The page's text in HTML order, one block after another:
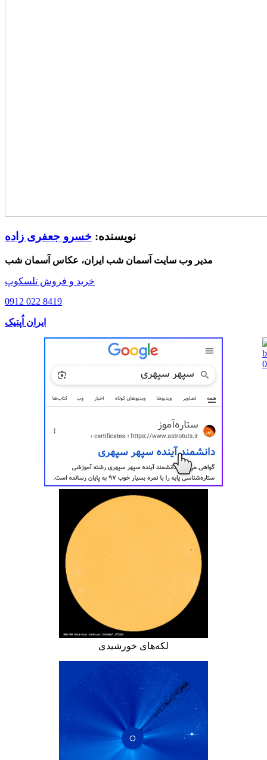
نویسنده: خسرو جعفری زاده
مدیر وب سایت آسمان شب ایران، عکاس آسمان شب
خرید و فروش تلسکوپ
0912 022 8419
ایران اُپتیک
لکه‌های خورشیدی